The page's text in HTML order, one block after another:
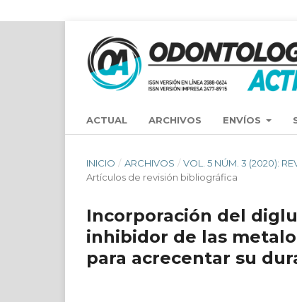
ACTUAL ARCHIVOS ENVÍOS
INICIO / ARCHIVOS / VOL. 5 NÚM. 3 (2020):
Artículos de revisión bibliográfica
Incorporación del
inhibidor de las
para acrecentar su